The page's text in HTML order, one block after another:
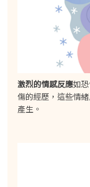
激烈的情感反應如
傷的經歷，這些情
產生。